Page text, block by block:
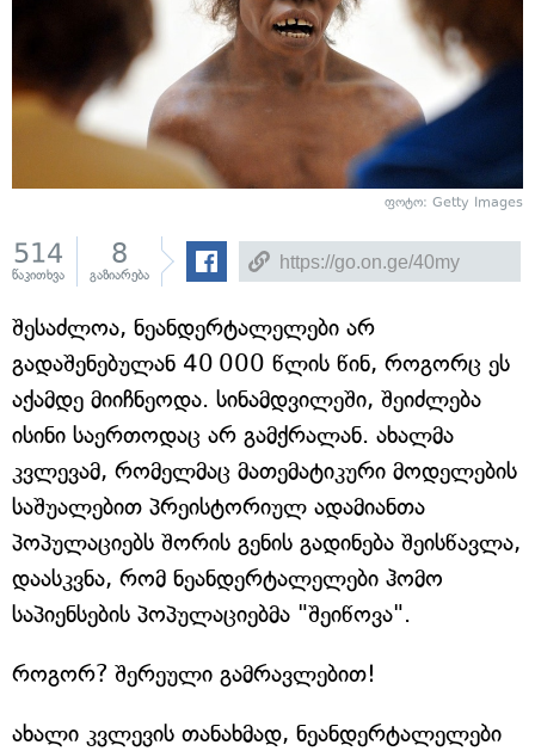
ფოტო: Getty Images
514
წაკითხვა
8
გაზიარება
შესაძლოა, ნეანდერტალელები არ
გადაშენებულან 40 000 წლის წინ, როგორც ეს
აქამდე მიიჩნეოდა. სინამდვილეში, შეიძლება
ისინი საერთოდაც არ გამქრალან. ახალმა
კვლევამ, რომელმაც მათემატიკური მოდელების
საშუალებით პრეისტორიულ ადამიანთა
პოპულაციებს შორის გენის გადინება შეისწავლა,
დაასკვნა, რომ ნეანდერტალელები ჰომო
საპიენსების პოპულაციებმა "შეიწოვა".
როგორ? შერეული გამრავლებით!
ახალი კვლევის თანახმად, ნეანდერტალელები